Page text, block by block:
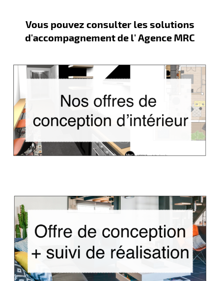
Vous pouvez consulter les solutions
d'accompagnement de l' Agence MRC